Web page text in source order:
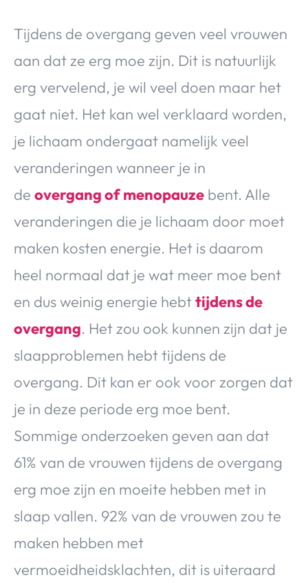
Tijdens de overgang geven veel vrouwen
aan dat ze erg moe zijn. Dit is natuurlijk
erg vervelend, je wil veel doen maar het
gaat niet. Het kan wel verklaard worden,
je lichaam ondergaat namelijk veel
veranderingen wanneer je in
de overgang of menopauze bent. Alle
veranderingen die je lichaam door moet
maken kosten energie. Het is daarom
heel normaal dat je wat meer moe bent
en dus weinig energie hebttijdens de
overgang. Het zou ook kunnen zijn dat je
slaapproblemen hebt tijdens de
overgang. Dit kan er ook voor zorgen dat
je in deze periode erg moe bent.
Sommige onderzoeken geven aan dat
61% van de vrouwen tijdens de overgang
erg moe zijn en moeite hebben met in
slaap vallen. 92% van de vrouwen zou te
maken hebben met
vermoeidheidsklachten, dit is uiteraard